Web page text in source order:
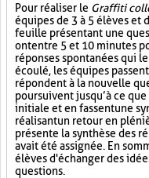
Pour réaliser le Graffiti
équipes de 3 à 5 élèves et
feuille présentant une
ont entre 5 et 10 minutes
réponses spontanées qui
écoulé, les équipes
répondent à la nouvelle
poursuivent jusqu’à ce
initiale et en fassent une
réalisant un retour en
présente la synthèse des
avait été assignée. En
élèves d'échanger des
questions.